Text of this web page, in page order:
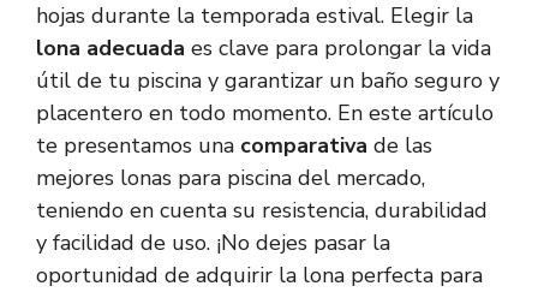
hojas durante la temporada estival. Elegir la
lona adecuada es clave para prolongar la vida
útil de tu piscina y garantizar un baño seguro y
placentero en todo momento. En este artículo
te presentamos una comparativa de las
mejores lonas para piscina del mercado,
teniendo en cuenta su resistencia, durabilidad
y facilidad de uso. ¡No dejes pasar la
oportunidad de adquirir la lona perfecta para